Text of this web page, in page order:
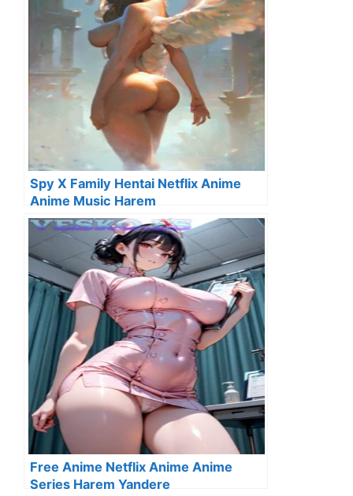
Spy X Family Hentai Netflix Anime
Anime Music Harem
Free Anime Netflix Anime Anime
Series Harem Yandere